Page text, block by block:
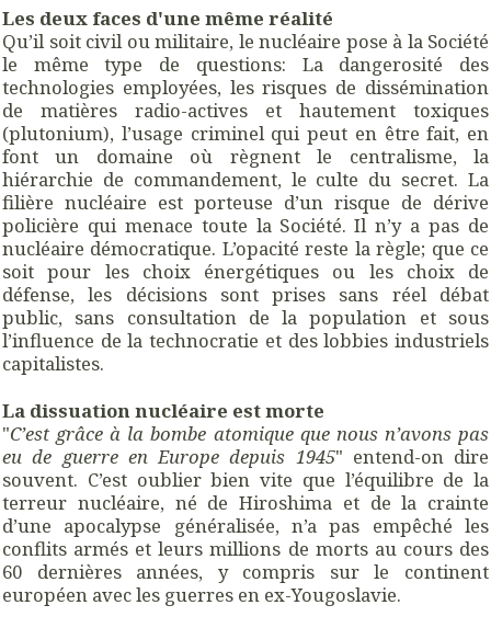
Les deux faces d'une même réalité
Qu’il soit civil ou militaire, le nucléaire pose à la Société
le même type de questions: La dangerosité des
technologies employées, les risques de dissémination
de matières radio-actives et hautement toxiques
(plutonium), l’usage criminel qui peut en être fait, en
font un domaine où règnent le centralisme, la
hiérarchie de commandement, le culte du secret. La
filière nucléaire est porteuse d’un risque de dérive
policière qui menace toute la Société. Il n’y a pas de
nucléaire démocratique. L’opacité reste la règle; que ce
soit pour les choix énergétiques ou les choix de
défense, les décisions sont prises sans réel débat
public, sans consultation de la population et sous
l’influence de la technocratie et des lobbies industriels
capitalistes.
La dissuation nucléaire est morte
"C’est grâce à la bombe atomique que nous n’avons pas
eu de guerre en Europe depuis 1945" entend-on dire
souvent. C’est oublier bien vite que l’équilibre de la
terreur nucléaire, né de Hiroshima et de la crainte
d’une apocalypse généralisée, n’a pas empêché les
conflits armés et leurs millions de morts au cours des
60 dernières années, y compris sur le continent
européen avec les guerres en ex-Yougoslavie.